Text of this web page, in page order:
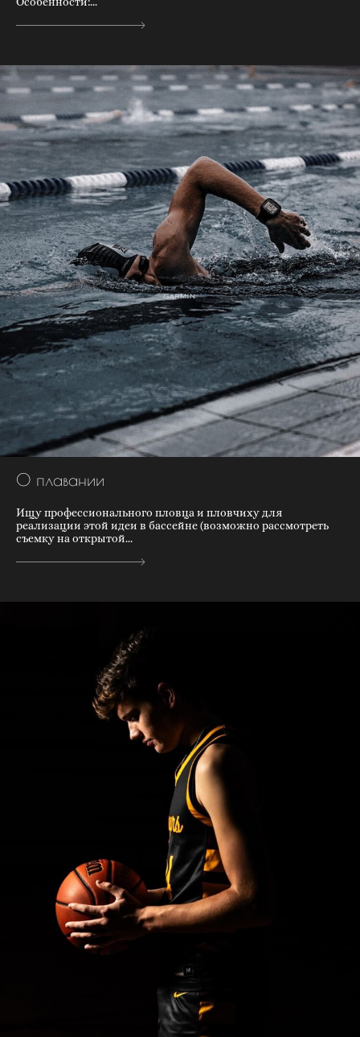
О плавании
Ищу профессионального пловца и пловчиху для
реализации этой идеи в бассейне (возможно рассмотреть
съемку на открытой...